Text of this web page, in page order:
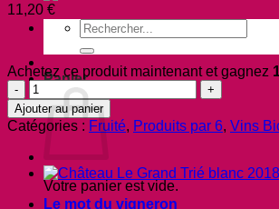
Recherche
pour :
Panier
Votre panier est vide.
11,20 €
Achetez ce produit maintenant et gagnez
quantité
de
Château
Les
Grands
Vallons
rouge
2020
Ajouter au panier
Catégories : Fruité, Produits par 6, Vins
Le mot du vigneron